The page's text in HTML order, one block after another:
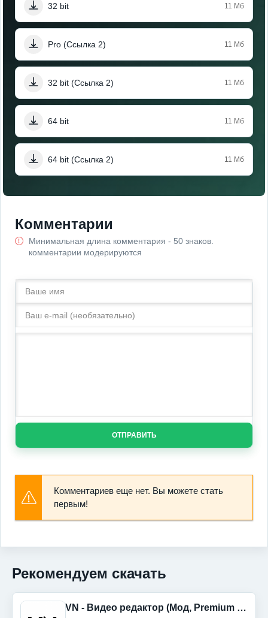
32 bit 11 Мб
Pro (Ссылка 2) 11 Мб
32 bit (Ссылка 2) 11 Мб
64 bit 11 Мб
64 bit (Ссылка 2) 11 Мб
Комментарии
Минимальная длина комментария - 50 знаков.
комментарии модерируются
ОТПРАВИТЬ
Комментариев еще нет. Вы можете стать
первым!
Рекомендуем скачать
VN - Видео редактор (Мод, Premium Unlocked)